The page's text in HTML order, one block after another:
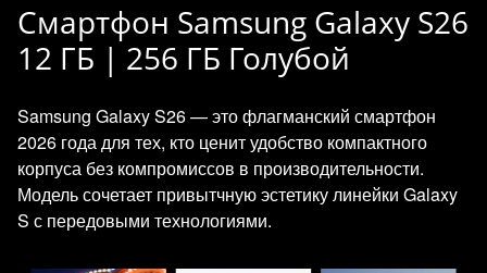
Смартфон Samsung Galaxy S26
12 ГБ | 256 ГБ Голубой
Samsung Galaxy S26 — это флагманский смартфон
2026 года для тех, кто ценит удобство компактного
корпуса без компромиссов в производительности.
Модель сочетает привытчную эстетику линейки Galaxy
S с передовыми технологиями.